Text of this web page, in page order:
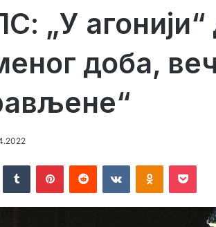
„У
доба,
Tumblr PinterestReddit VKontakteOdnoklassniki